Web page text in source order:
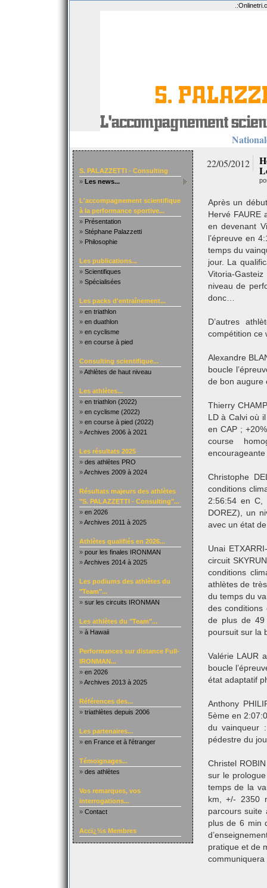
.:
S. PALAZZETTI - Consulting
» Les news...
L'accompagnement scientifique
à la performance sportive...
» Présentation
» Stéphane Palazzetti
» Philosophie
Les publications...
» Scientifiques
» Spécialisées
Les packs d'entraînement...
» en triathlon
» en duathlon
» en cyclisme
» en course à pied
Consulting scientifique...
»Athlètes de haut niveau
Les athlètes...
» en triathlon (2022)
» en cyclisme (2022)
» en course à pied (2022)
»Archives 2006 à 2021
Les résultats 2025
» des athlètes PRO
»Archives 2009 à 2024
Résultats majeurs des athlètes
"S. PALAZZETTI - Consulting"...
» en 2026
»Archives 2011 à 2025
Athlètes qualifiés en 2026...
» pour les finales IRONMAN
»Archives 2014 à 2025
Les podiums des athlètes du
"Team"...
» sur les circuits IRONMAN
Les athlètes du "Team"...
» à Hawaii
Performances sur distance Full-
IRONMAN...
» en 2026
»Archives 2013 à 2025
Références des...
» triathlètes depuis 2006
Les partenaires...
» en France et à l'étranger
Témoignages...
» des athlètes
Vos remarques, vos
interrogations...
» Contact
Accï¿½s Membres
22/05/2012
Après un
Hervé FAURE
en devenant
l’épreuve en
temps du
jour. La
Vitoria-
niveau de
donc…
D’autres
compétition ce
Alexandre
boucle
de bon augure
Thierry
LD à Calvi où
en CAP ;
course
Christophe
conditions
2:56:54 en C,
DOREZ), un
avec un état
Unai
circuit
conditions
athlètes de
du temps du
des conditions
de plus de 49
poursuit sur la
Valérie LAUR
boucle
état adaptatif
Anthony
5ème en
du vainqueur
pédestre du
Christel
sur le
temps de la
km, +/- 2350
parcours suite
plus de 6 min
pratique et de
communiquera